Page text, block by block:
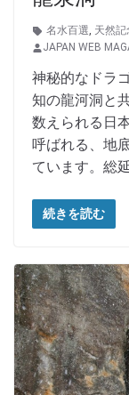
名水百選, 天然記
JAPAN WEB
神秘的なドラ
知の龍河洞と
数えられる日
呼ばれる、地
ています。総
続きを読む